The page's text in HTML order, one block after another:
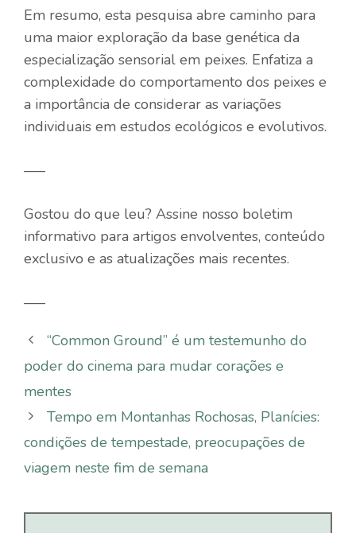
Em resumo, esta pesquisa abre caminho para
uma maior exploração da base genética da
especialização sensorial em peixes. Enfatiza a
complexidade do comportamento dos peixes e
a importância de considerar as variações
individuais em estudos ecológicos e evolutivos.
—–
Gostou do que leu? Assine nosso boletim
informativo para artigos envolventes, conteúdo
exclusivo e as atualizações mais recentes.
—–
“Common Ground” é um testemunho do
poder do cinema para mudar corações e
mentes
Tempo em Montanhas Rochosas, Planícies:
condições de tempestade, preocupações de
viagem neste fim de semana